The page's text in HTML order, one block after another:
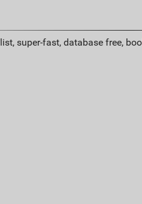
super-fast, database free,